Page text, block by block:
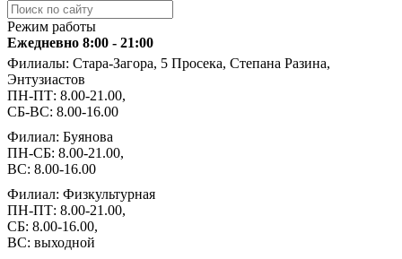
Режим работы
Ежедневно 8:00 - 21:00
Филиалы: Стара-Загора, 5 Просека, Степана Разина,
Энтузиастов
ПН-ПТ: 8.00-21.00,
СБ-ВС: 8.00-16.00
Филиал: Буянова
ПН-СБ: 8.00-21.00,
ВС: 8.00-16.00
Филиал: Физкультурная
ПН-ПТ: 8.00-21.00,
СБ: 8.00-16.00,
ВС: выходной